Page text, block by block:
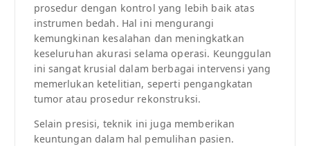
prosedur dengan kontrol yang lebih baik atas
instrumen bedah. Hal ini mengurangi
kemungkinan kesalahan dan meningkatkan
keseluruhan akurasi selama operasi. Keunggulan
ini sangat krusial dalam berbagai intervensi yang
memerlukan ketelitian, seperti pengangkatan
tumor atau prosedur rekonstruksi.
Selain presisi, teknik ini juga memberikan
keuntungan dalam hal pemulihan pasien.